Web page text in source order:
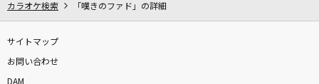
カラオケ検索 「嘆きのファド」の詳細
サイトマップ
お問い合わせ
DAM